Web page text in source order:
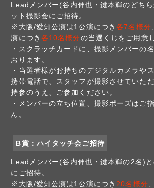
Leadメンバー(谷内伸也・鍵本輝のどちら
ット撮影会にご招待。
※大阪/愛知公演は1公演につき各7名様分
演につき 各10名様分の当選くじをご用意
・スクラッチカードに、撮影メンバーの
おります。
・当選者様がお持ちのデジタルカメラや
携帯電話で、スタッフが撮影させていた
持参のうえ、ご参加ください。
・メンバーの立ち位置、撮影ポーズはご
ん。
B賞：ハイタッチ会ご招待
Leadメンバー(谷内伸也・鍵本輝の2名)
にご招待。
※大阪/愛知公演は1公演につき 20名様分